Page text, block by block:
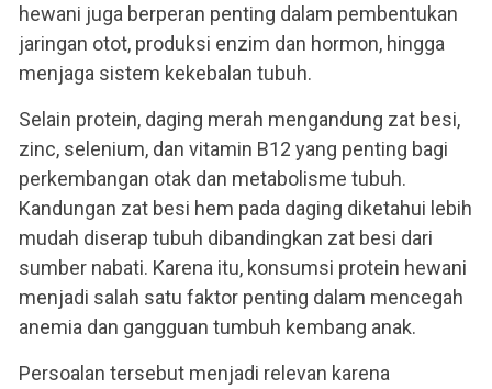
hewani juga berperan penting dalam pembentukan
jaringan otot, produksi enzim dan hormon, hingga
menjaga sistem kekebalan tubuh.
Selain protein, daging merah mengandung zat besi,
zinc, selenium, dan vitamin B12 yang penting bagi
perkembangan otak dan metabolisme tubuh.
Kandungan zat besi hem pada daging diketahui lebih
mudah diserap tubuh dibandingkan zat besi dari
sumber nabati. Karena itu, konsumsi protein hewani
menjadi salah satu faktor penting dalam mencegah
anemia dan gangguan tumbuh kembang anak.
Persoalan tersebut menjadi relevan karena